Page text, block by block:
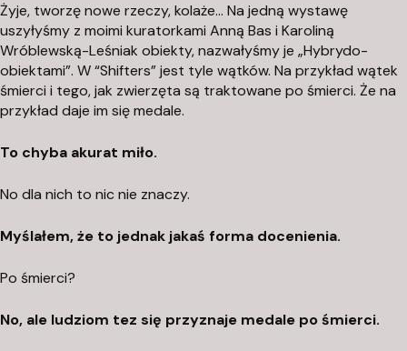
Żyje, tworzę nowe rzeczy, kolaże… Na jedną wystawę
uszyłyśmy z moimi kuratorkami Anną Bas i Karoliną
Wróblewską-Leśniak obiekty, nazwałyśmy je „Hybrydo-
obiektami”. W “Shifters” jest tyle wątków. Na przykład wątek
śmierci i tego, jak zwierzęta są traktowane po śmierci. Że na
przykład daje im się medale.
To chyba akurat miło.
No dla nich to nic nie znaczy.
Myślałem, że to jednak jakaś forma docenienia.
Po śmierci?
No, ale ludziom tez się przyznaje medale po śmierci.